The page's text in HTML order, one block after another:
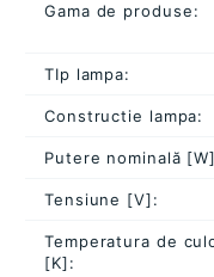
Gama de produse:
TIp lampa:
Constructie lampa:
Putere nominală
Tensiune [V]:
Temperatura de
[K]: